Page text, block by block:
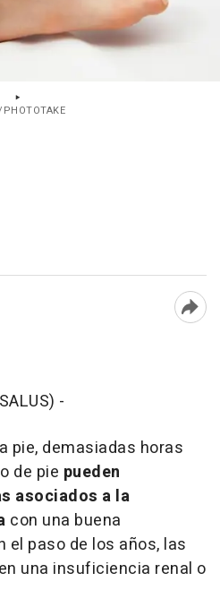
-
pie, demasiadas horas
de pie pueden
asociados a la
con una buena
el paso de los años, las
una insuficiencia renal o